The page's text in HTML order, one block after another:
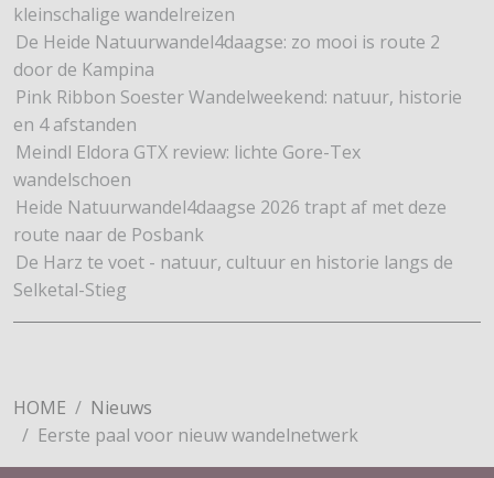
kleinschalige wandelreizen
De Heide Natuurwandel4daagse: zo mooi is route 2
door de Kampina
Pink Ribbon Soester Wandelweekend: natuur, historie
en 4 afstanden
Meindl Eldora GTX review: lichte Gore-Tex
wandelschoen
Heide Natuurwandel4daagse 2026 trapt af met deze
route naar de Posbank
De Harz te voet - natuur, cultuur en historie langs de
Selketal-Stieg
HOME
Nieuws
Eerste paal voor nieuw wandelnetwerk